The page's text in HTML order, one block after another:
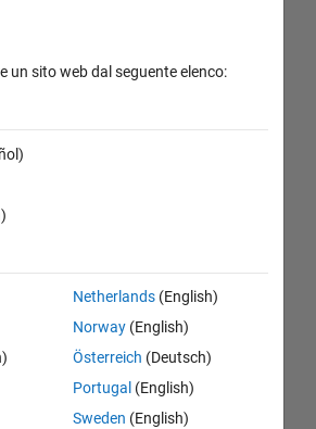
un sito web dal seguente elenco:
Netherlands(English)
Norway(English)
Österreich (Deutsch)
Portugal (English)
Sweden (English)